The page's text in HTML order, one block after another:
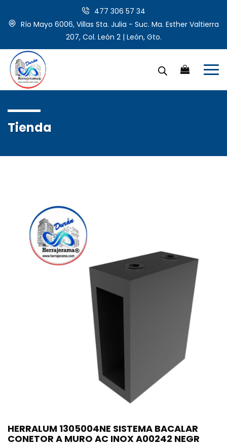
477 306 57 34
Río Mayo 6006, Villas Sta. Julia - Suc. Ma. Esther Valtierra
207, Col. León 2 | León, Gto.
Tienda
HERRALUM 1305004NE SISTEMA BACALAR
CONETOR A MURO AC INOX A00242 NEGR